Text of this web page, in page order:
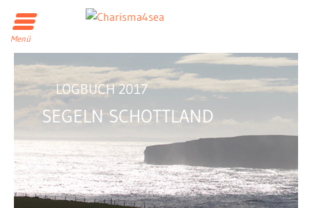
Menü
LOGBUCH 2017
SEGELN SCHOTTLAND